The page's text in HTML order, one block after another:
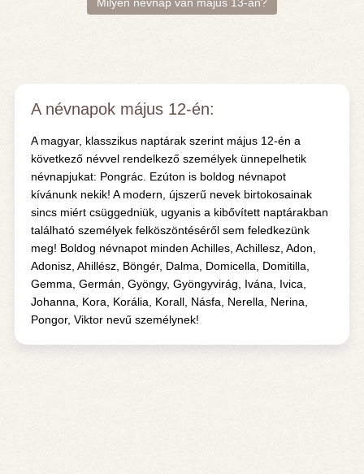
A névnapok május 12-én:
A magyar, klasszikus naptárak szerint május 12-én a
következő névvel rendelkező személyek ünnepelhetik
névnapjukat: Pongrác. Ezúton is boldog névnapot
kívánunk nekik! A modern, újszerű nevek birtokosainak
sincs miért csüggedniük, ugyanis a kibővített naptárakban
található személyek felköszöntéséről sem feledkezünk
meg! Boldog névnapot minden Achilles, Achillesz, Adon,
Adonisz, Ahillész, Böngér, Dalma, Domicella, Domitilla,
Gemma, Germán, Gyöngy, Gyöngyvirág, Ivána, Ivica,
Johanna, Kora, Korália, Korall, Násfa, Nerella, Nerina,
Pongor, Viktor nevű személynek!